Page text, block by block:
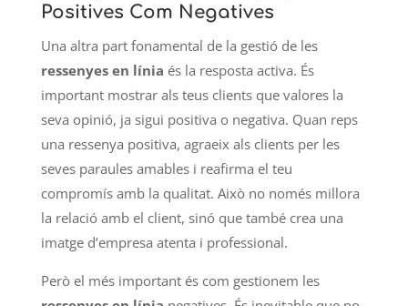
Positives Com Negatives
Una altra part fonamental de la gestió de les
ressenyes en línia és la resposta activa. És
important mostrar als teus clients que valores la
seva opinió, ja sigui positiva o negativa. Quan reps
una ressenya positiva, agraeix als clients per les
seves paraules amables i reafirma el teu
compromís amb la qualitat. Això no només millora
la relació amb el client, sinó que també crea una
imatge d’empresa atenta i professional.
Però el més important és com gestionem les